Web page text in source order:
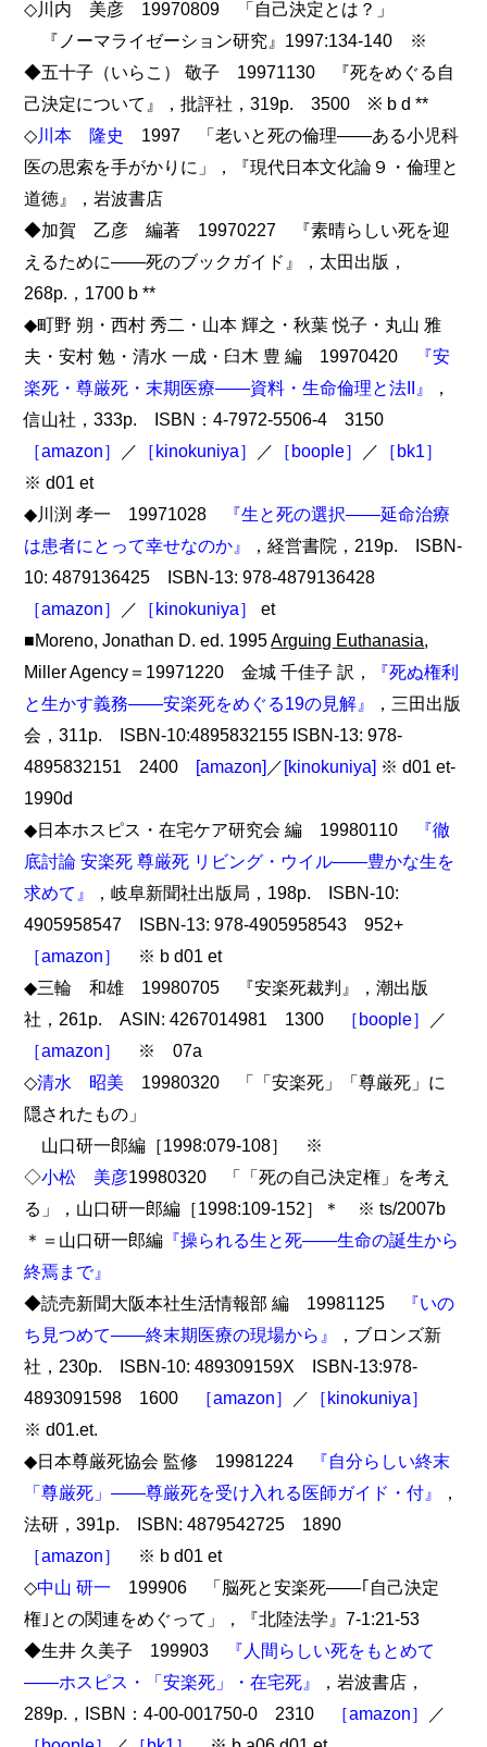
◇川内 美彦 19970809 「自己決定とは？」
『ノーマライゼーション研究』1997:134-140 ※
◆五十子（いらこ） 敬子 19971130 『死をめぐる自
己決定について』，批評社，319p. 3500 ※ b d **
◇川本 隆史
1997 「老いと死の倫理――ある小児科
医の思索を手がかりに」，『現代日本文化論９・倫理と
道徳』，岩波書店
◆加賀 乙彦 編著 19970227 『素晴らしい死を迎
えるために――死のブックガイド』，太田出版，
268p.，1700 b **
◆町野 朔・西村 秀二・山本 輝之・秋葉 悦子・丸山 雅
夫・安村 勉・清水 一成・臼木 豊 編 19970420
『安
楽死・尊厳死・末期医療――資料・生命倫理と法II』
，
信山社，333p. ISBN：4-7972-5506-4 3150
［amazon］
／ ［kinokuniya］ ／ ［boople］ ／
［bk1］
※ d01 et
◆川渕 孝一 19971028
『生と死の選択――延命治療
は患者にとって幸せなのか』
，経営書院，219p. ISBN-
10: 4879136425 ISBN-13: 978-4879136428
［amazon］
／ ［kinokuniya］
et
■Moreno, Jonathan D. ed. 1995Arguing Euthanasia,
Miller Agency＝19971220 金城 千佳子 訳，
『死ぬ権利
と生かす義務――安楽死をめぐる19の見解』
，三田出版
会，311p. ISBN-10:4895832155 ISBN-13: 978-
4895832151 2400 [amazon]／[kinokuniya] ※ d01 et-
1990d
◆日本ホスピス・在宅ケア研究会 編 19980110
『徹
底討論 安楽死 尊厳死 リビング・ウイル――豊かな生を
求めて』
，岐阜新聞社出版局，198p. ISBN-10:
4905958547 ISBN-13: 978-4905958543 952+
［amazon］
※ b d01 et
◆三輪 和雄 19980705 『安楽死裁判』，潮出版
社，261p. ASIN: 4267014981 1300
［boople］
／
［amazon］
※ 07a
◇清水 昭美 19980320 「「安楽死」「尊厳死」に
隠されたもの」
山口研一郎編［1998:079-108］ ※
◇小松 美彦19980320 「「死の自己決定権」を考え
る」，山口研一郎編［1998:109-152］＊ ※ ts/2007b
＊＝山口研一郎編 『操られる生と死――生命の誕生から
終焉まで』
◆読売新聞大阪本社生活情報部 編 19981125
『いの
ち見つめて――終末期医療の現場から』
，ブロンズ新
社，230p. ISBN-10: 489309159X ISBN-13:978-
4893091598 1600
［amazon］ ／
［kinokuniya］
※ d01.et.
◆日本尊厳死協会 監修 19981224
『自分らしい終末
「尊厳死」――尊厳死を受け入れる医師ガイド・付』
，
法研，391p. ISBN: 4879542725 1890
［amazon］
※ b d01 et
◇中山 研一 199906 「脳死と安楽死――｢自己決定
権｣との関連をめぐって」，『北陸法学』7-1:21-53
◆生井 久美子 199903
『人間らしい死をもとめて
――ホスピス・「安楽死」・在宅死』
，岩波書店，
289p.，ISBN：4-00-001750-0 2310
［amazon］
／